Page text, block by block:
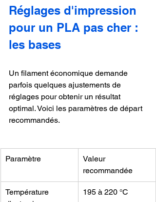
Réglages d'impression
pour un PLA pas cher :
les bases
Un filament économique demande
parfois quelques ajustements de
réglages pour obtenir un résultat
optimal. Voici les paramètres de départ
recommandés.
Paramètre
Valeur
recommandée
Température
195 à 220 °C